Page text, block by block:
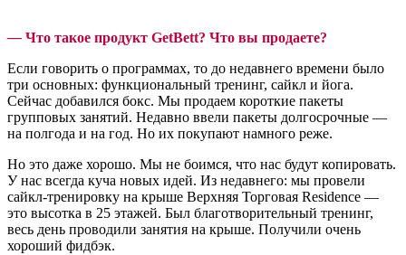
— Что такое продукт GetBett? Что вы продаете?
Если говорить о программах, то до недавнего времени было
три основных: функциональный тренинг, сайкл и йога.
Сейчас добавился бокс. Мы продаем короткие пакеты
групповых занятий. Недавно ввели пакеты долгосрочные —
на полгода и на год. Но их покупают намного реже.
Но это даже хорошо. Мы не боимся, что нас будут копировать.
У нас всегда куча новых идей. Из недавнего: мы провели
сайкл-тренировку на крыше Верхняя Торговая Residence —
это высотка в 25 этажей. Был благотворительный тренинг,
весь день проводили занятия на крыше. Получили очень
хороший фидбэк.